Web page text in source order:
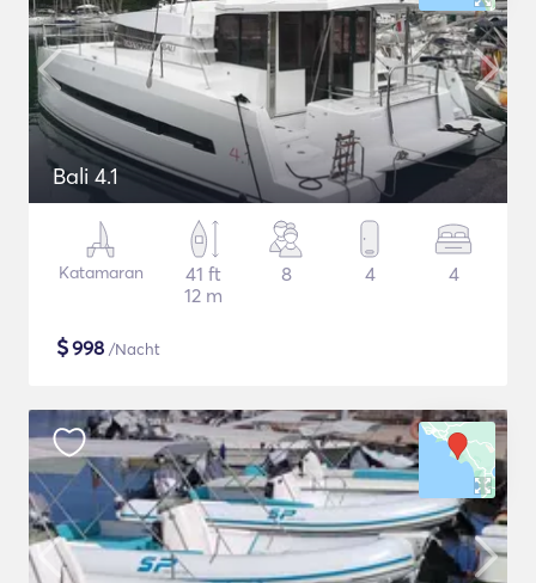
Bali 4.1
Katamaran
41 ft
12 m
8 4 4
$998 /Nacht